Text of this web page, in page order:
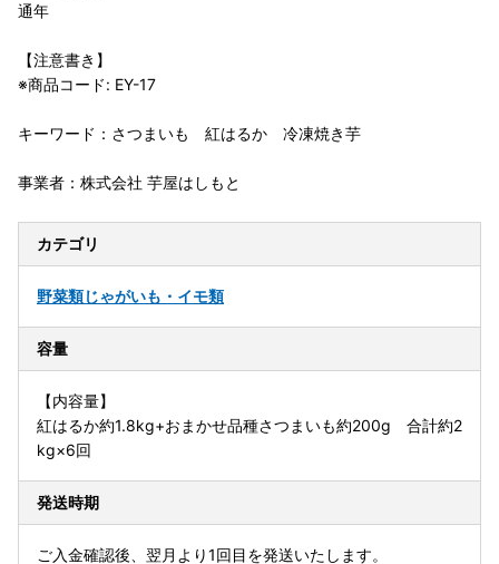
通年
【注意書き】
※商品コード: EY-17
キーワード：さつまいも 紅はるか 冷凍焼き芋
事業者：株式会社 芋屋はしもと
カテゴリ
野菜類じゃがいも・イモ類
容量
【内容量】
紅はるか約1.8kg+おまかせ品種さつまいも約200g 合計約2
kg×6回
発送時期
ご入金確認後、翌月より1回目を発送いたします。